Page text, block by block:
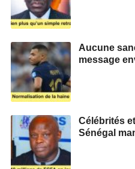
Aucune
message
Célébrités
Sénégal